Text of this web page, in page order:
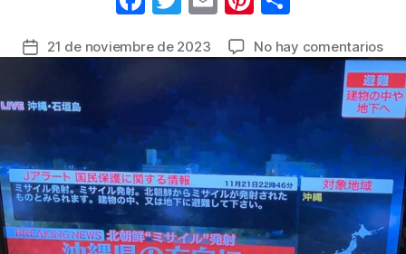
c
o
o
k
itt ail er
st
m
ar
Fecha
entrada
21 de noviembre de 2023 No hay comentariosen
en
de